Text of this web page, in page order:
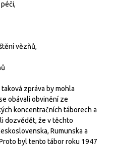
vězňů,
zpráva by mohla
obávali obvinění ze
koncentračních táborech a
dozvědět, že v těchto
Rumunska a
byl tento tábor roku 1947